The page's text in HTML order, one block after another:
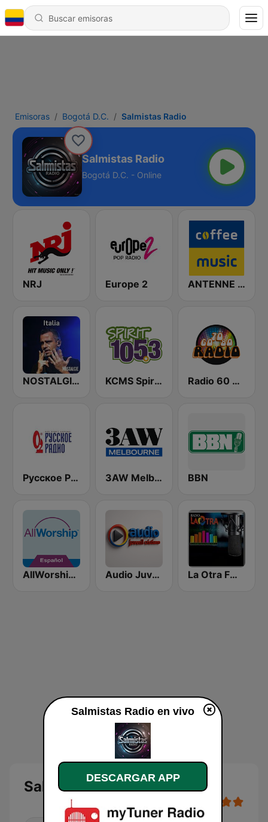
Emisoras Bogotá D.C. Salmistas Radio
Salmistas Radio
Bogotá D.C. - Online
NRJ Europe 2 ANTENNE BAYERN Coffee Music
NOSTALGIE ITALIA KCMS Spirit 105.3 FM Radio 60 70 80
Русское Радио 3AW Melbourne BBN
AllWorship en Espanol Audio Juvenil Cristiano La Otra FM España
Salmistas Radio en vivo
Salmistas Radio en vivo
DESCARGAR APP